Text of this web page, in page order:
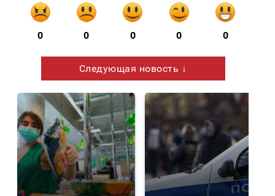
0 0 0 0 0
Следующая новость ↓